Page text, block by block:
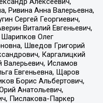
Ривина Анна Валерьевна,
Сергей Георгиевич,
Виталий Евгеньевич,
Олег
Шведов Григорий
Каргалицкий
Валерьевич, Исламов
Евгеньевна, Щаров
Борис Альбертович,
Анатольевич,
Пислакова-Паркер